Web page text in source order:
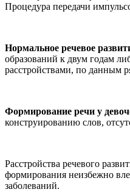
Процедура передачи
Нормальное речевое
образований к двум годам
расстройствами, по данным
Формирование речи у
конструированию слов,
Расстройства речевого
формирования неизбежно
заболеваний.